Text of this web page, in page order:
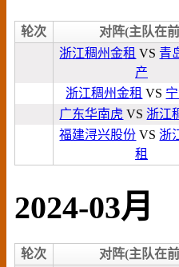
轮次 对阵(主队在
浙江稠州金租 VS 青
产
浙江稠州金租 VS
广东华南虎 VS 浙江
福建浔兴股份 VS 浙
租
2024-03月
轮次 对阵(主队在